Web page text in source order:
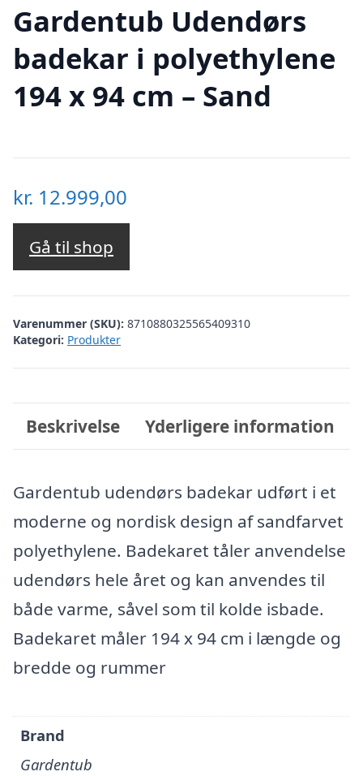
Gardentub Udendørs
badekar i polyethylene
194 x 94 cm – Sand
kr. 12.999,00
Gå til shop
Varenummer (SKU): 8710880325565409310
Kategori: Produkter
Beskrivelse Yderligere information
Gardentub udendørs badekar udført i et
moderne og nordisk design af sandfarvet
polyethylene. Badekaret tåler anvendelse
udendørs hele året og kan anvendes til
både varme, såvel som til kolde isbade.
Badekaret måler 194 x 94 cm i længde og
bredde og rummer
Brand
Gardentub